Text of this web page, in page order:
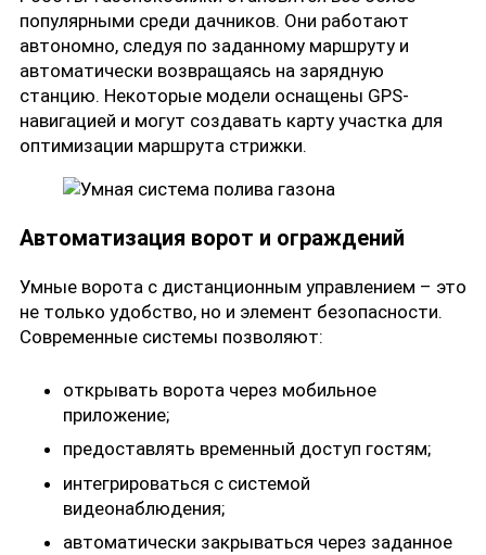
популярными среди дачников. Они работают
автономно, следуя по заданному маршруту и
автоматически возвращаясь на зарядную
станцию. Некоторые модели оснащены GPS-
навигацией и могут создавать карту участка для
оптимизации маршрута стрижки.
Автоматизация ворот и ограждений
Умные ворота с дистанционным управлением – это
не только удобство, но и элемент безопасности.
Современные системы позволяют:
открывать ворота через мобильное
приложение;
предоставлять временный доступ гостям;
интегрироваться с системой
видеонаблюдения;
автоматически закрываться через заданное